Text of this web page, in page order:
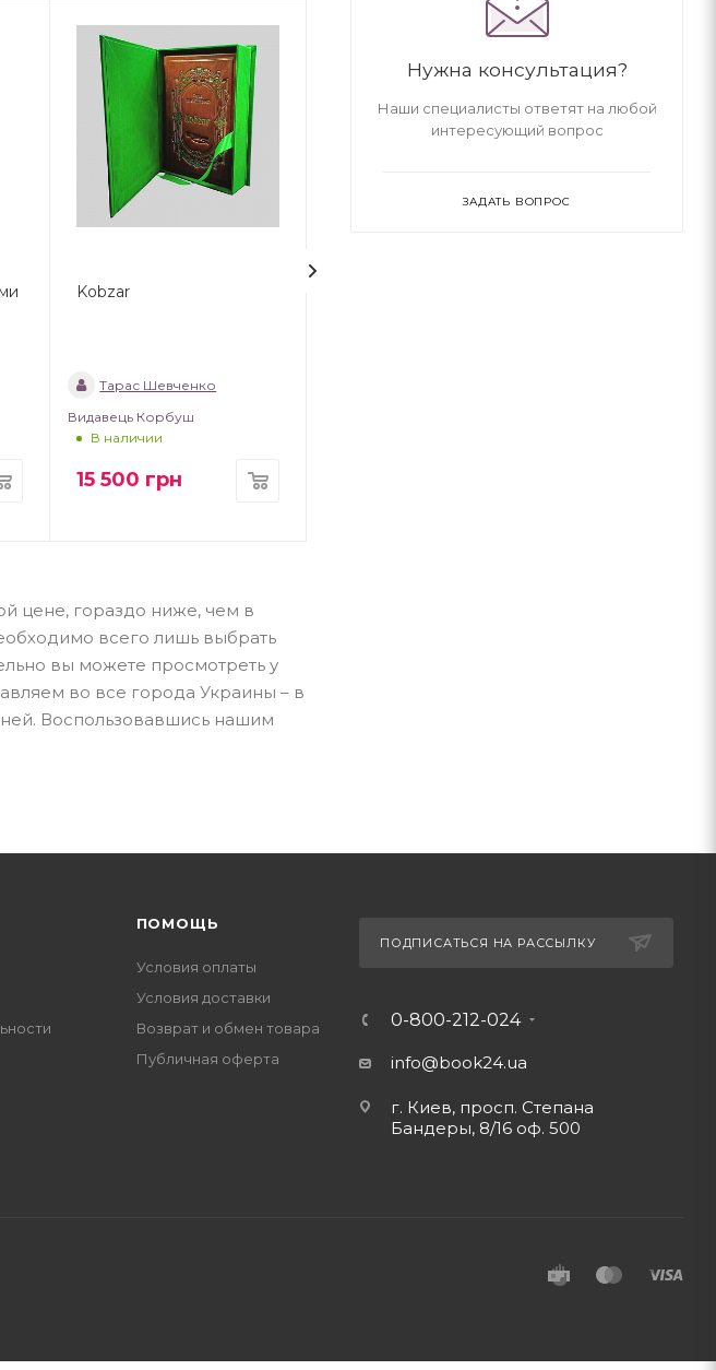
Kobzar
Тарас Шевченко
Видавець Корбуш
В наличии
15 500 грн
цене, гораздо ниже, чем в
всего лишь выбрать
вы можете просмотреть у
во все города Украины – в
Воспользовавшись нашим
Нужна консультация?
Наши специалисты ответят на любой
интересующий вопрос
ЗАДАТЬ ВОПРОС
ПОМОЩЬ
Условия оплаты
Условия доставки
Возврат и обмен товара
Публичная оферта
ПОДПИСАТЬСЯ НА РАССЫЛКУ
0-800-212-024
info@book24.ua
г. Киев, просп. Степана
Бандеры, 8/16 оф. 500